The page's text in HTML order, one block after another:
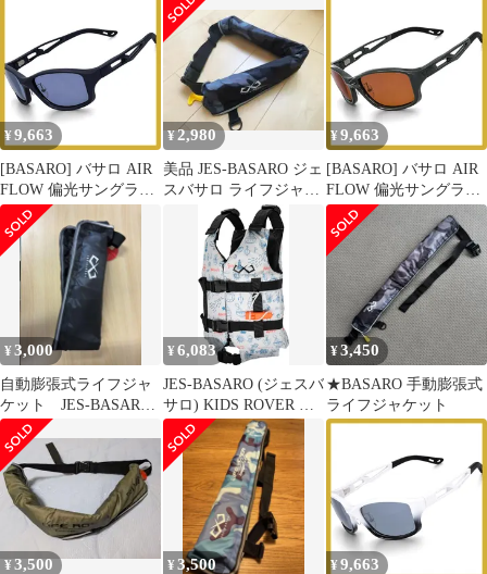
¥ 9,663
[BASARO] バサロ AIR
FLOW 偏光サングラス
サングラス 釣り メンズ
レディース 運転用 軽量
B-Lifeglass-Flow01サイ
ズ:フリー (マットブラ
¥2,980
美品 JES-BASARO ジェ
スバサロ ライフジャケ
¥ 9,663
[BASARO] バサロ AIR
FLOW 偏光サングラス
サングラス 釣り メンズ
レディース 運転用 軽量
B-Lifeglass-Flow01サイ
ズ:フリー (サバイブグ
リーン) 1
¥3,000
自動膨張式ライフジャ
ケット JES-BASARO
ライフジャケット 腰巻
きタイプ
¥6,083
JES-BASARO (ジェスバ
サロ) KIDS ROVER 子
供用 ライフジャケット
子供 シュノーケリング
ベスト 釣り 浮力3.5kg
浮力35N 体重34kgまで
bas-kid-if001 身長:94-
145cm 胸囲:48-80cm
¥3,450
★BASARO 手動膨張式
ライフジャケット
¥3,500 ¥3,500 ¥ 9,663